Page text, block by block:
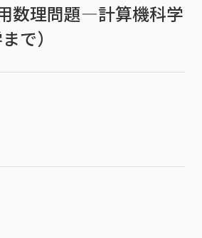
数理問題―計算機科学
で）